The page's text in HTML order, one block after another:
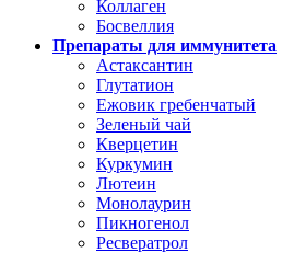
Коллаген
Босвеллия
Препараты для иммунитета
Астаксантин
Глутатион
Ежовик гребенчатый
Зеленый чай
Кверцетин
Куркумин
Лютеин
Монолаурин
Пикногенол
Ресвератрол